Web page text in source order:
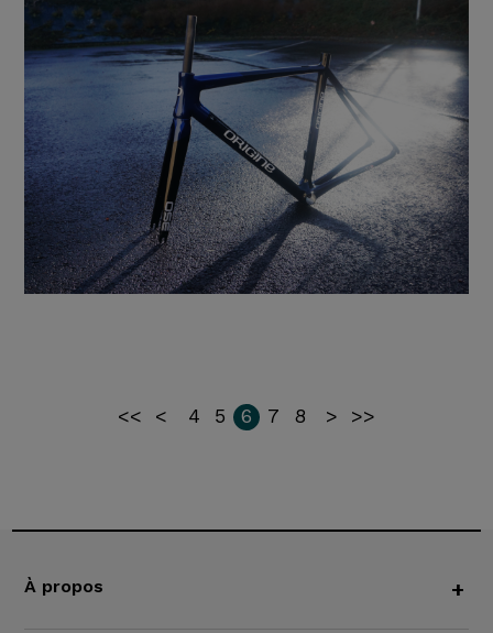
<< < 4 5 6 7 8 > >>
À propos +